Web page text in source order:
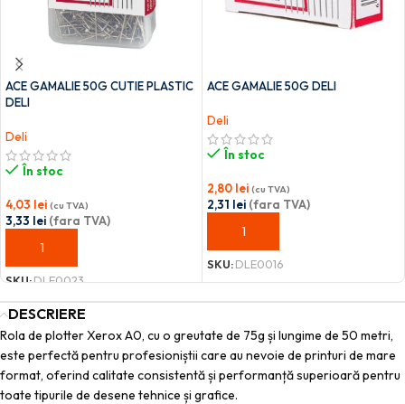
ACE GAMALIE 50G CUTIE PLASTIC
DELI
Deli
În stoc
4,03 lei (cu TVA)
3,33 lei (fara TVA)
ADAUGĂ ÎN COȘ
SKU:DLE0023
ACE GAMALIE 50G DELI
Deli
În stoc
2,80 lei (cu TVA)
2,31 lei (fara TVA)
ADAUGĂ ÎN COȘ
SKU:DLE0016
DESCRIERE
Rola de plotter Xerox A0, cu o greutate de 75g și lungime de 50 metri,
este perfectă pentru profesioniștii care au nevoie de printuri de mare
format, oferind calitate consistentă și performanță superioară pentru
toate tipurile de desene tehnice și grafice.